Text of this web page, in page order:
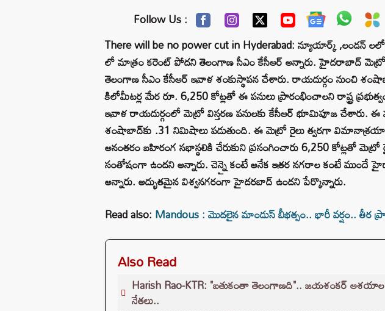
Follow Us :
There will be no power cut in Hyderabad: న్యూయార్క్
లో మాత్రం కరెంట్ పోదని తెలంగాణ సీఎం కేసీఆర్‌ అన్నారు. హైదరాబాద్ మెట్రో
తెలంగాణ సీఎం కేసీఆర్ ఇవాళ శంకుస్థాపన చేశారు. రాయదుర్గం నుంచి
కిలోమీటర్ల మేర రూ. 6,250 కోట్లతో ఈ పనులు ప్రారంభించాలని రాష్ట్ర
ఇవాళ రాయదుర్గంలో మెట్రో విస్తరణ పనులకు కేసీఆర్ భూమిపూజ చేశారు. ఈ
శంషాబాద్‌కు .31 నిమిషాలు పడుతుంది. ఈ మెట్రో రైలు త్వరగా
అనంతరం బహిరంగ సభాస్థలికి చేరుకుని ప్రసంగించారు 6,250 కోట్లతో మెట్రో
సంతోషంగా ఉందని అన్నారు. చెన్నై కంటే అనేక ఇతర నగరాల కంటే ముందే
అన్నారు. అద్భుతమైన విశ్వనగరంగా హైదరబాద్ ఉందని పేర్కొన్నారు.
Read also: Mandous : మొదలైన మాండుస్‌ బీభత్సం.. భారీ వర్షం.. తీర
Also Read
Harish Rao-KTR: "బతుకంతా తెలంగాణది".. జయశంకర్ ఆశయాల
నేతలు..